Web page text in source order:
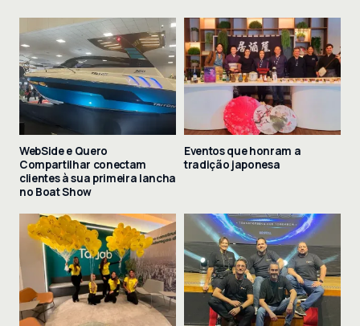
WebSide e Quero
Compartilhar conectam
clientes à sua primeira lancha
no Boat Show
Eventos que honram a
tradição japonesa